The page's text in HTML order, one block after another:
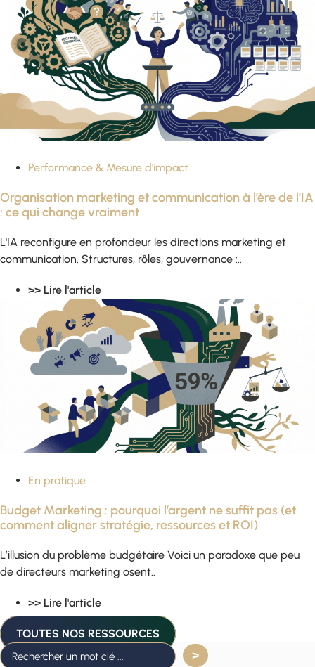
Performance & Mesure d'impact
Organisation marketing et communication à l’ère de l’IA
: ce qui change vraiment
L'IA reconfigure en profondeur les directions marketing et
communication. Structures, rôles, gouvernance :..
>> Lire l'article
En pratique
Budget Marketing : pourquoi l’argent ne suffit pas (et
comment aligner stratégie, ressources et ROI)
L’illusion du problème budgétaire Voici un paradoxe que peu
de directeurs marketing osent..
>> Lire l'article
TOUTES NOS RESSOURCES